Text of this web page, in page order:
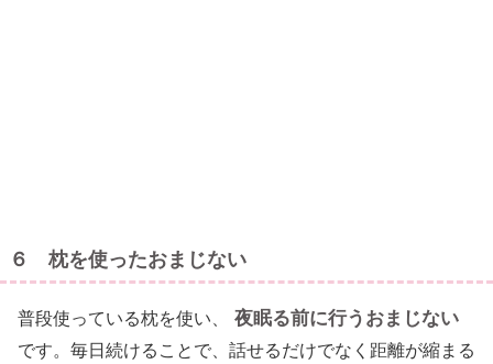
６ 枕を使ったおまじない
普段使っている枕を使い、 夜眠る前に行うおまじない
です。毎日続けることで、話せるだけでなく距離が縮まる